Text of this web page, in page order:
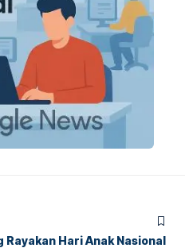
Hari Anak Nasional